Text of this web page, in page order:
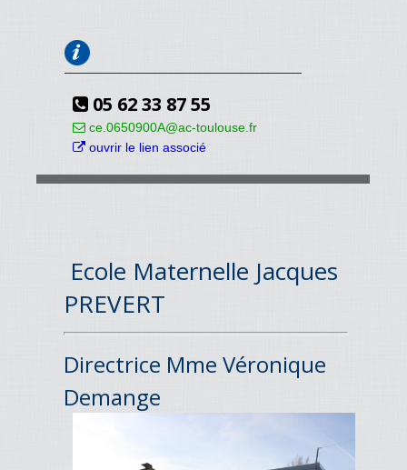
05 62 33 87 55
ce.0650900A@ac-toulouse.fr
ouvrir le lien associé
Ecole Maternelle Jacques
PREVERT
Directrice Mme Véronique
Demange